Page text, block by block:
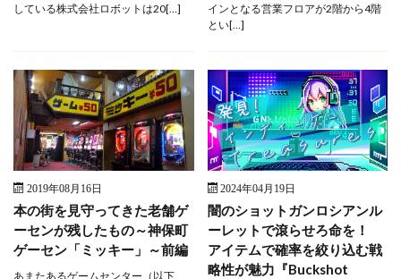
している株式会社ロボットは20[…]
インとなる営業フロアが2階から4階
とい[…]
2019年08月16日
本の街を見守ってきた老舗ゲ
ーセンが残したもの～神保町
ゲーセン「ミッキー」～前編
あまたあるゲームセンター（以下、
2024年04月19日
闇のショットガンロシアンル
ーレットで滾らせろ命を！
アイテムで確率を絞り込む戦
略性が魅力『Buckshot